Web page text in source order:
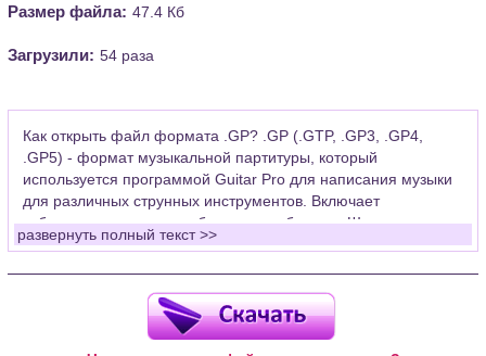
Размер файла: 47.4 Кб
Загрузили: 54 раза
Как открыть файл формата .GP? .GP (.GTP, .GP3, .GP4,
.GP5) - формат музыкальной партитуры, который
используется программой Guitar Pro для написания музыки
для различных струнных инструментов. Включает
табулатуры для гитары, бас-гитары, банджо. Широко
применяется для создания партитур, которые затем
Для открытия нот этого формата Вам необходимо
установить у себя на рабочем компьютере программу Guitar
Pro (желательно, последней версии). Скачать её можно с
развернуть полный текст >>